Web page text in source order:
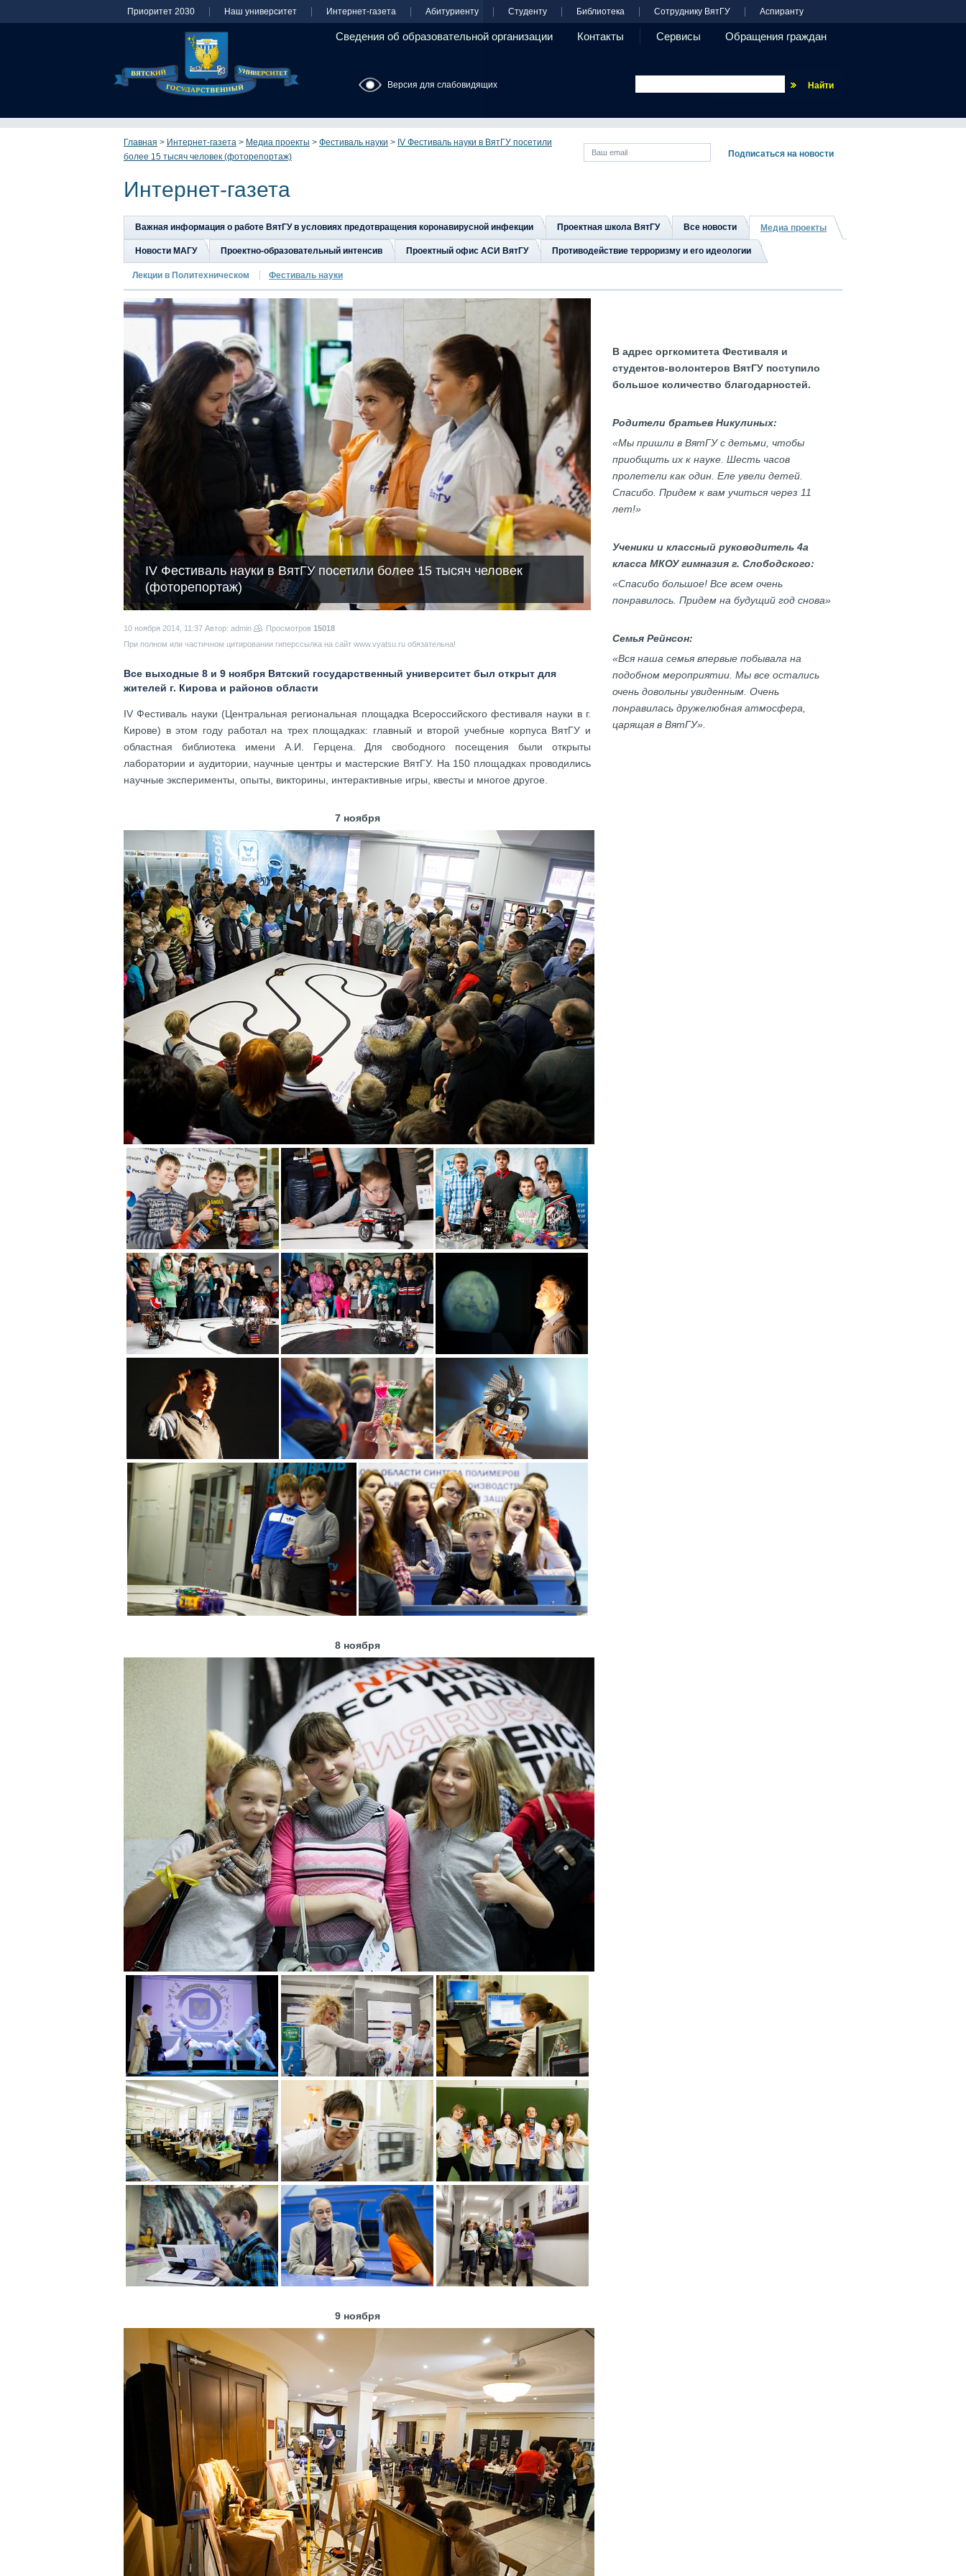
Приоритет 2030 Наш университет Интернет-газета Абитуриенту Студенту Библиотека Сотруднику ВятГУ Аспиранту
Сведения об образовательной организации Контакты Сервисы Обращения граждан
Версия для слабовидящих
Главная > Интернет-газета > Медиа проекты > Фестиваль науки > IV Фестиваль науки в ВятГУ посетили
более 15 тысяч человек (фоторепортаж)
Интернет-газета
Важная информация о работе ВятГУ в условиях предотвращения коронавирусной инфекции Проектная школа ВятГУ Все новости Медиа проекты
Новости МАГУ Проектно-образовательный интенсив Проектный офис АСИ ВятГУ Противодействие терроризму и его идеологии
Лекции в Политехническом Фестиваль науки
IV Фестиваль науки в ВятГУ посетили более 15 тысяч человек
(фоторепортаж)
10 ноября 2014, 11:37 Автор: admin Просмотров 15018
При полном или частичном цитировании гиперссылка на сайт www.vyatsu.ru обязательна!
Все выходные 8 и 9 ноября Вятский государственный университет был открыт для
жителей г. Кирова и районов области
IV Фестиваль науки (Центральная региональная площадка Всероссийского фестиваля науки в г.
Кирове) в этом году работал на трех площадках: главный и второй учебные корпуса ВятГУ и
областная библиотека имени А.И. Герцена. Для свободного посещения были открыты
лаборатории и аудитории, научные центры и мастерские ВятГУ. На 150 площадках проводились
научные эксперименты, опыты, викторины, интерактивные игры, квесты и многое другое.
7 ноября
8 ноября
9 ноября
В адрес оргкомитета Фестиваля и
студентов-волонтеров ВятГУ поступило
большое количество благодарностей.
Родители братьев Никулиных:
«Мы пришли в ВятГУ с детьми, чтобы
приобщить их к науке. Шесть часов
пролетели как один. Еле увели детей.
Спасибо. Придем к вам учиться через 11
лет!»
Ученики и классный руководитель 4а
класса МКОУ гимназия г. Слободского:
«Спасибо большое! Все всем очень
понравилось. Придем на будущий год снова»
Семья Рейнсон:
«Вся наша семья впервые побывала на
подобном мероприятии. Мы все остались
очень довольны увиденным. Очень
понравилась дружелюбная атмосфера,
царящая в ВятГУ».